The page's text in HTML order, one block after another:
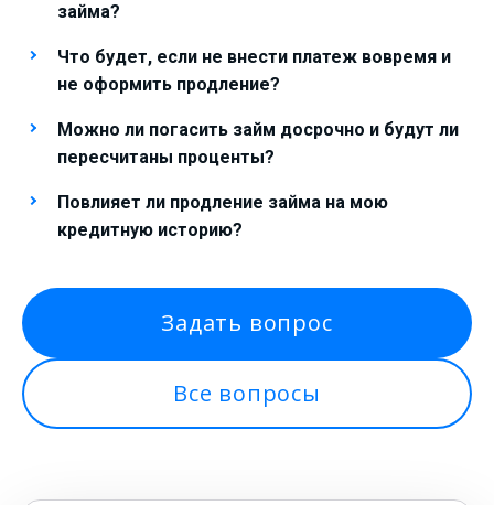
займа?
Что будет, если не внести платеж вовремя и
не оформить продление?
Можно ли погасить займ досрочно и будут ли
пересчитаны проценты?
Повлияет ли продление займа на мою
кредитную историю?
Задать вопрос
Все вопросы